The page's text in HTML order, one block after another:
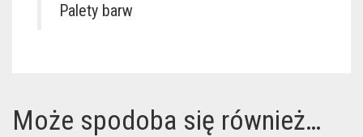
Palety barw
Może spodoba się również…